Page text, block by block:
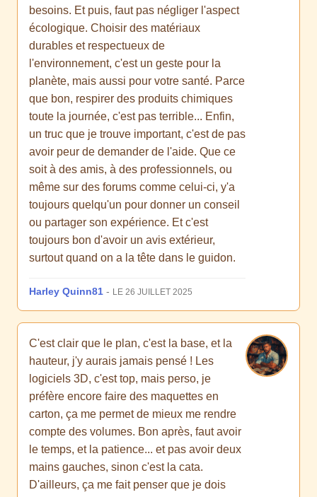
besoins. Et puis, faut pas négliger l'aspect
écologique. Choisir des matériaux
durables et respectueux de
l'environnement, c'est un geste pour la
planète, mais aussi pour votre santé. Parce
que bon, respirer des produits chimiques
toute la journée, c'est pas terrible... Enfin,
un truc que je trouve important, c'est de pas
avoir peur de demander de l'aide. Que ce
soit à des amis, à des professionnels, ou
même sur des forums comme celui-ci, y'a
toujours quelqu'un pour donner un conseil
ou partager son expérience. Et c'est
toujours bon d'avoir un avis extérieur,
surtout quand on a la tête dans le guidon.
Harley Quinn81 - LE 26 JUILLET 2025
C'est clair que le plan, c'est la base, et la
hauteur, j'y aurais jamais pensé ! Les
logiciels 3D, c'est top, mais perso, je
préfère encore faire des maquettes en
carton, ça me permet de mieux me rendre
compte des volumes. Bon après, faut avoir
le temps, et la patience... et pas avoir deux
mains gauches, sinon c'est la cata.
D'ailleurs, ça me fait penser que je dois